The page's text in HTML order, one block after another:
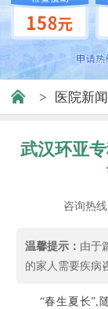
> 医院新闻
武汉环亚
咨询热线
温馨提示： 由于
的家人需要疾病
“春生夏长”,随